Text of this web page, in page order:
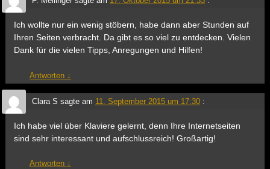
Ich wollte nur ein wenig stöbern, habe dann aber Stunden auf
Ihren Seiten verbracht. Da gibt es so viel zu entdecken. Vielen
Dank für die vielen Tipps, Anregungen und Hilfen!
Antworten ↓
Clara S sagte am 11. September 2015 um 17:30 :
Ich habe viel über Klaviere gelernt, denn Ihre Internetseiten
sind sehr interessant und aufschlussreich! Großartig!
Antworten ↓